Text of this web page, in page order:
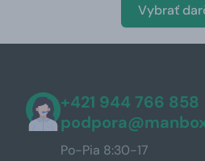
Vybrať
+421 944 766 858
Po-Pia 8:30-17